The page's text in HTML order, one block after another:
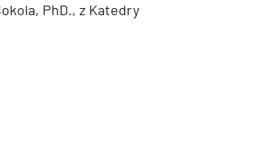
PhD., z Katedry